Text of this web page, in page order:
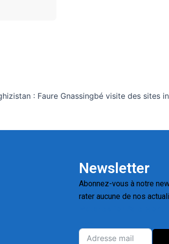
Newsletter
Abonnez-vous à notre
rater aucune de nos